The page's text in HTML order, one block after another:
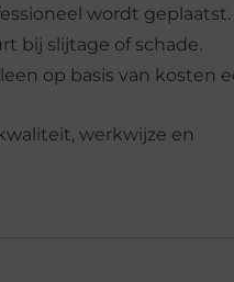
wordt geplaatst.
bij slijtage of schade.
op basis van kosten
werkwijze en